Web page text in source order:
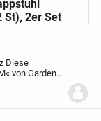
St), 2er Set
Diese
von Garden
einiges
seiner